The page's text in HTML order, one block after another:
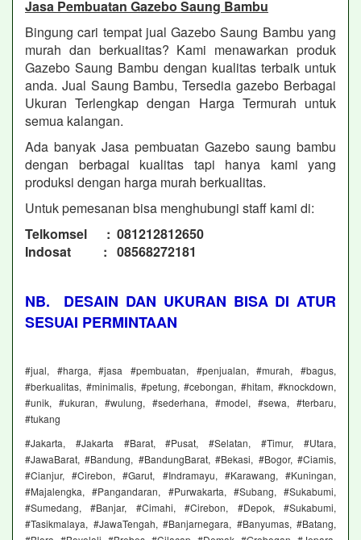
Jasa Pembuatan Gazebo Saung Bambu
Bingung cari tempat jual Gazebo Saung Bambu yang
murah dan berkualitas? Kami menawarkan produk
Gazebo Saung Bambu dengan kualitas terbaik untuk
anda. Jual Saung Bambu, Tersedia gazebo Berbagai
Ukuran Terlengkap dengan Harga Termurah untuk
semua kalangan.
Ada banyak Jasa pembuatan Gazebo saung bambu
dengan berbagai kualitas tapi hanya kami yang
produksi dengan harga murah berkualitas.
Untuk pemesanan bisa menghubungi staff kami di:
Telkomsel : 081212812650
Indosat : 08568272181
NB. DESAIN DAN UKURAN BISA DI ATUR
SESUAI PERMINTAAN
#jual, #harga, #jasa #pembuatan, #penjualan, #murah, #bagus,
#berkualitas, #minimalis, #petung, #cebongan, #hitam, #knockdown,
#unik, #ukuran, #wulung, #sederhana, #model, #sewa, #terbaru,
#tukang
#Jakarta, #Jakarta #Barat, #Pusat, #Selatan, #Timur, #Utara,
#JawaBarat, #Bandung, #BandungBarat, #Bekasi, #Bogor, #Ciamis,
#Cianjur, #Cirebon, #Garut, #Indramayu, #Karawang, #Kuningan,
#Majalengka, #Pangandaran, #Purwakarta, #Subang, #Sukabumi,
#Sumedang, #Banjar, #Cimahi, #Cirebon, #Depok, #Sukabumi,
#Tasikmalaya, #JawaTengah, #Banjarnegara, #Banyumas, #Batang,